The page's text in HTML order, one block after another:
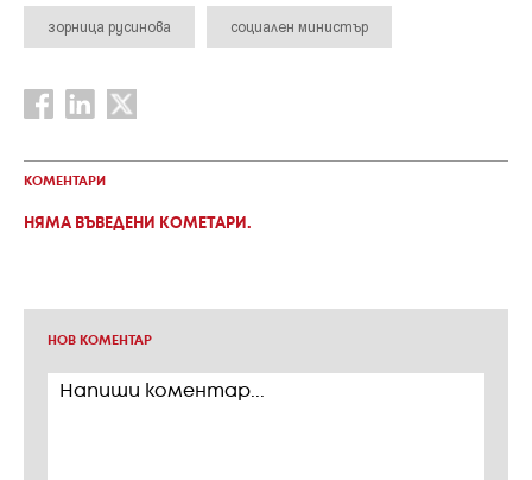
зорница русинова социален министър
КОМЕНТАРИ
НЯМА ВЪВЕДЕНИ КОМЕТАРИ.
НОВ КОМЕНТАР